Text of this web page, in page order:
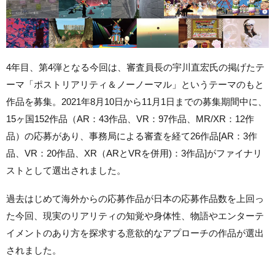
4年目、第4弾となる今回は、審査員長の宇川直宏氏の掲げたテ
ーマ「ポストリアリティ＆ノーノーマル」というテーマのもと
作品を募集。2021年8月10日から11月1日までの募集期間中に、
15ヶ国152作品（AR：43作品、VR：97作品、MR/XR：12作
品）の応募があり、事務局による審査を経て26作品[AR：3作
品、VR：20作品、XR（ARとVRを併用)：3作品]がファイナリ
ストとして選出されました。
過去はじめて海外からの応募作品が日本の応募作品数を上回っ
た今回、現実のリアリティの知覚や身体性、物語やエンターテ
イメントのあり方を探求する意欲的なアプローチの作品が選出
されました。